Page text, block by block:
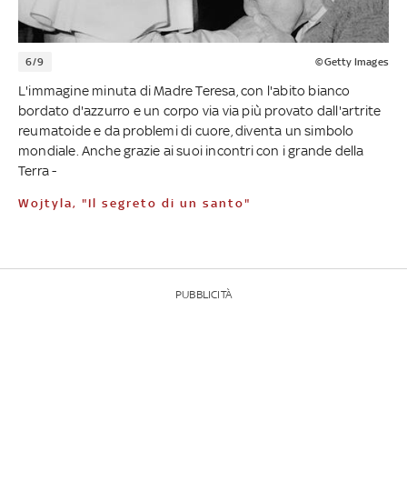
6/9 ©Getty Images
L'immagine minuta di Madre Teresa, con l'abito bianco
bordato d'azzurro e un corpo via via più provato dall'artrite
reumatoide e da problemi di cuore, diventa un simbolo
mondiale. Anche grazie ai suoi incontri con i grande della
Terra -
Wojtyla, "Il segreto di un santo"
PUBBLICITÀ